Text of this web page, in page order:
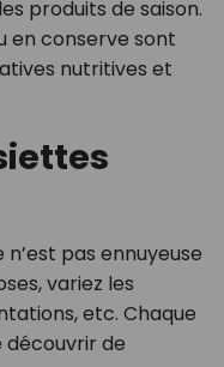
produits de saison.
en conserve sont
nutritives et
pas ennuyeuse
variez les
etc. Chaque
découvrir de